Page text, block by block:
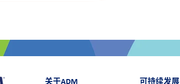
关于ADM 可持续发展